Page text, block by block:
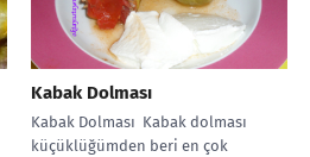
Kabak Dolması
Kabak Dolması Kabak dolması
küçüklüğümden beri en çok